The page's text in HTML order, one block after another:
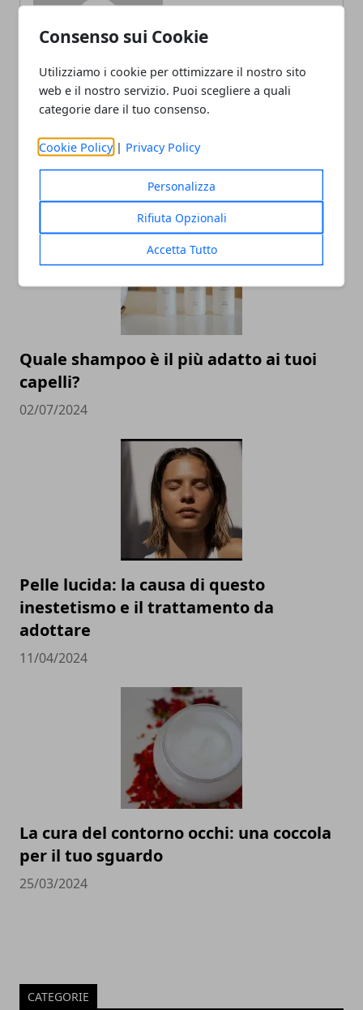
Consenso sui Cookie
Utilizziamo i cookie per ottimizzare il nostro sito
web e il nostro servizio. Puoi scegliere a quali
categorie dare il tuo consenso.
Cookie Policy | Privacy Policy
Personalizza
Rifiuta Opzionali
Accetta Tutto
Redazione
Quale shampoo è il più adatto ai tuoi
capelli?
02/07/2024
Pelle lucida: la causa di questo
inestetismo e il trattamento da
adottare
11/04/2024
La cura del contorno occhi: una coccola
per il tuo sguardo
25/03/2024
CATEGORIE